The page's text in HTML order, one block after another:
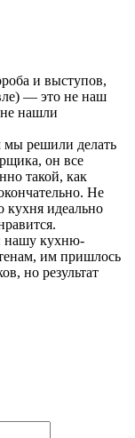
и выступов,
— это не наш
нашли
мы решили делать
он все
такой, как
Не
кухня идеально
нашу кухню-
им пришлось
но результат